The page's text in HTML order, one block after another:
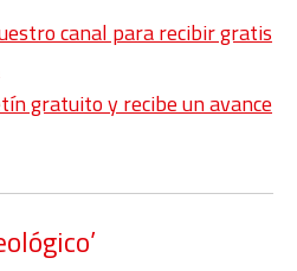
canal para recibir gratis
gratuito y recibe un avance